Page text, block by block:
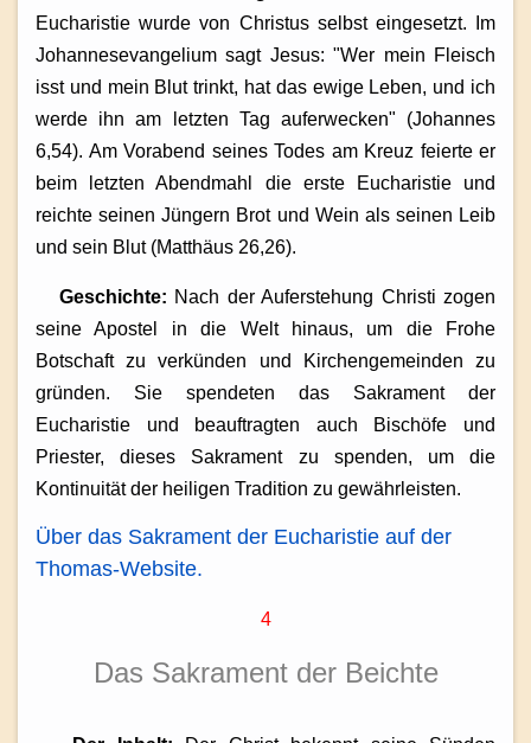
Eucharistie wurde von Christus selbst eingesetzt. Im
Johannesevangelium sagt Jesus: "Wer mein Fleisch
isst und mein Blut trinkt, hat das ewige Leben, und ich
werde ihn am letzten Tag auferwecken" (Johannes
6,54). Am Vorabend seines Todes am Kreuz feierte er
beim letzten Abendmahl die erste Eucharistie und
reichte seinen Jüngern Brot und Wein als seinen Leib
und sein Blut (Matthäus 26,26).
Geschichte: Nach der Auferstehung Christi zogen
seine Apostel in die Welt hinaus, um die Frohe
Botschaft zu verkünden und Kirchengemeinden zu
gründen. Sie spendeten das Sakrament der
Eucharistie und beauftragten auch Bischöfe und
Priester, dieses Sakrament zu spenden, um die
Kontinuität der heiligen Tradition zu gewährleisten.
Über das Sakrament der Eucharistie auf der
Thomas-Website.
4
Das Sakrament der Beichte